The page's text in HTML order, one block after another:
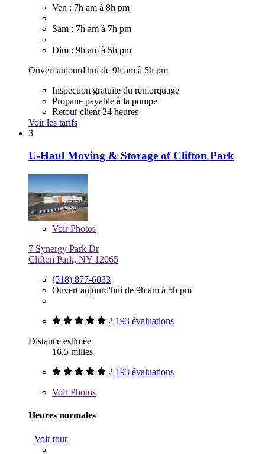
Ven : 7h am à 8h pm
Sam : 7h am à 7h pm
Dim : 9h am à 5h pm
Ouvert aujourd'hui de 9h am à 5h pm
Inspection gratuite du remorquage
Propane payable à la pompe
Retour client 24 heures
Voir les tarifs
3
U-Haul Moving & Storage of Clifton Park
VoirPhotos
7 Synergy Park Dr
Clifton Park, NY 12065
(518) 877-6033
Ouvert aujourd'hui de 9h am à 5h pm
2 193 évaluations
Distance estimée
16,5 milles
2 193 évaluations
VoirPhotos
Heures normales
Voir tout